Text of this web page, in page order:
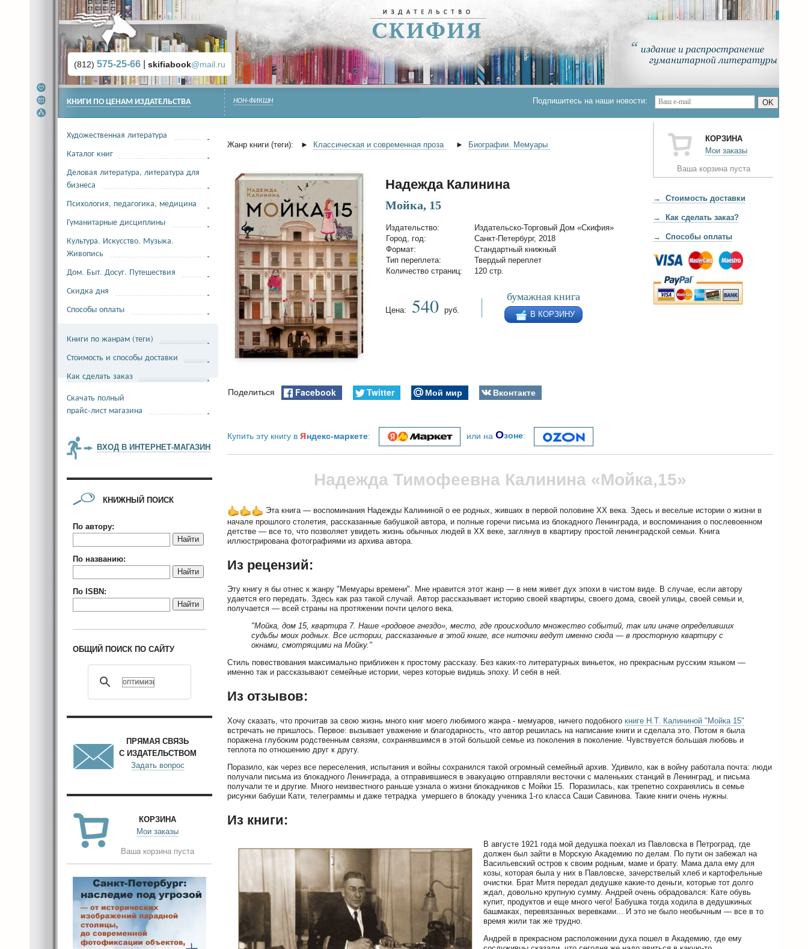
(812) 575-25-66 skifiabook@mail.ru
НОН-ФИКШН Подпишитесь на наши новости: OK
КОРЗИНА
Мои заказы
Ваша корзина пуста
→ Стоимость доставки
→ Как сделать заказ?
→ Способы оплаты
Жанр книги (теги): ► Классическая и современная проза ► Биографии. Мемуары
Надежда Калинина
Мойка, 15
Издательство:
Издательско-Торговый Дом «Скифия»
Город, год:
Санкт-Петербург, 2018
Формат:
Стандартный книжный
Тип переплета:
Твердый переплет
Количество страниц:
120 стр.
Цена: 540 руб.
бумажная книга
В КОРЗИНУ
Поделиться Facebook Twitter Мой мир Вконтакте
Купить эту книгу в яндекс-маркете: или на Озоне:
Надежда Тимофеевна Калинина «Мойка,15»
Эта книга — воспоминания Надежды Калининой о ее родных, живших в первой половине XX века. Здесь и веселые истории о жизни в
начале прошлого столетия, рассказанные бабушкой автора, и полные горечи письма из блокадного Ленинграда, и воспоминания о послевоенном
детстве — все то, что позволяет увидеть жизнь обычных людей в XX веке, заглянув в квартиру простой ленинградской семьи. Книга
иллюстрирована фотографиями из архива автора.
Из рецензий:
Эту книгу я бы отнес к жанру "Мемуары времени". Мне нравится этот жанр — в нем живет дух эпохи в чистом виде. В случае, если автору
удается его передать. Здесь как раз такой случай. Автор рассказывает историю своей квартиры, своего дома, своей улицы, своей семьи и,
получается — всей страны на протяжении почти целого века.
"Мойка, дом 15, квартира 7. Наше «родовое гнездо», место, где происходило множество событий, так или иначе определивших
судьбы моих родных. Все истории, рассказанные в этой книге, все ниточки ведут именно сюда — в просторную квартиру с
окнами, смотрящими на Мойку."
Стиль повествования максимально приближен к простому рассказу. Без каких-то литературных виньеток, но прекрасным русским языком —
именно так и рассказывают семейные истории, через которые видишь эпоху. И себя в ней.
Из отзывов:
Хочу сказать, что прочитав за свою жизнь много книг моего любимого жанра - мемуаров, ничего подобного книге Н.Т. Калининой "Мойка 15"
встречать не пришлось. Первое: вызывает уважение и благодарность, что автор решилась на написание книги и сделала это. Потом я была
поражена глубоким родственным связям, сохранявшимся в этой большой семье из поколения в поколение. Чувствуется большая любовь и
теплота по отношению друг к другу.
Поразило, как через все переселения, испытания и войны сохранился такой огромный семейный архив. Удивило, как в войну работала почта: люди
получали письма из блокадного Ленинграда, а отправившиеся в эвакуацию отправляли весточки с маленьких станций в Ленинград, и письма
получали те и другие. Много неизвестного раньше узнала о жизни блокадников с Мойки 15. Поразилась, как трепетно сохранялись в семье
рисунки бабуши Кати, телеграммы и даже тетрадка умершего в блокаду ученика 1-го класса Саши Савинова. Такие книги очень нужны.
Из книги:
В августе 1921 года мой дедушка поехал из Павловска в Петроград, где
должен был зайти в Морскую Академию по делам. По пути он забежал на
Васильевский остров к своим родным, маме и брату. Мама дала ему для
козы, которая была у них в Павловске, зачерствелый хлеб и картофельные
очистки. Брат Митя передал дедушке какие-то деньги, которые тот долго
ждал, довольно крупную сумму. Андрей очень обрадовался: Кате обувь
купит, продуктов и еще много чего! Бабушка тогда ходила в дедушкиных
башмаках, перевязанных веревками... И это не было необычным — все в то
время жили так же трудно.
Андрей в прекрасном расположении духа пошел в Академию, где ему
КНИГИ ПО ЦЕНАМ ИЗДАТЕЛЬСТВА
Художественная литература
Каталог книг
Деловая литература, литература для
бизнеса
Психология, педагогика, медицина
Гуманитарные дисциплины
Культура. Искусство. Музыка.
Живопись
Дом. Быт. Досуг. Путешествия
Скидка дня
Способы оплаты
Книги по жанрам (теги)
Стоимость и способы доставки
Как сделать заказ
Скачать полный
прайс-лист магазина
ВХОД В ИНТЕРНЕТ-МАГАЗИН
КНИЖНЫЙ ПОИСК
По автору:
Найти
По названию:
Найти
По ISBN:
Найти
ОБЩИЙ ПОИСК ПО САЙТУ
ПРЯМАЯ СВЯЗЬ
С ИЗДАТЕЛЬСТВОМ
Задать вопрос
КОРЗИНА
Мои заказы
Ваша корзина пуста